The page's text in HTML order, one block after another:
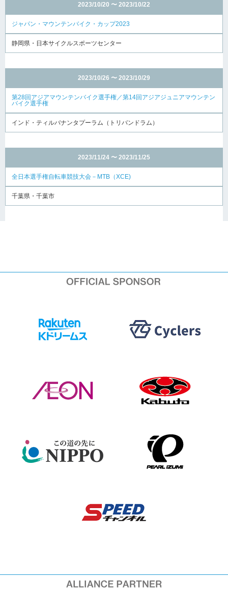
2023/10/20 〜 2023/10/22
ジャパン・マウンテンバイク・カップ2023
静岡県・日本サイクルスポーツセンター
2023/10/26 〜 2023/10/29
第28回アジアマウンテンバイク選手権／第14回アジアジュニアマウンテン
バイク選手権
インド・ティルバナンタプーラム（トリバンドラム）
2023/11/24 〜 2023/11/25
全日本選手権自転車競技大会－MTB（XCE)
千葉県・千葉市